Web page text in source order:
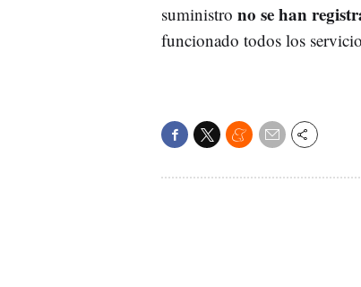
suministro no se han
funcionado todos los